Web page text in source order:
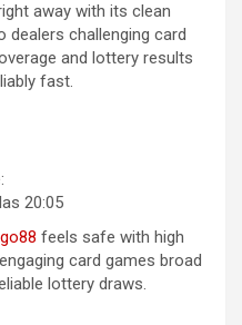
away with its clean
dealers challenging card
and lottery results
fast.
20:05
feels safe with high
card games broad
lottery draws.